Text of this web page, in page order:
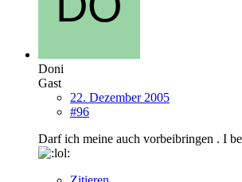
Doni
Gast
22. Dezember 2005
#96
Darf ich meine auch vorbeibringen . I